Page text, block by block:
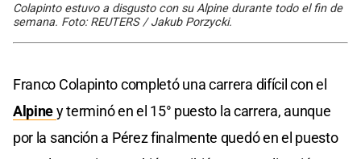
Colapinto estuvo a disgusto con su Alpine durante todo el fin de
semana. Foto: REUTERS / Jakub Porzycki.
Franco Colapinto completó una carrera difícil con el
Alpiney terminó en el 15° puesto la carrera, aunque
por la sanción a Pérez finalmente quedó en el puesto